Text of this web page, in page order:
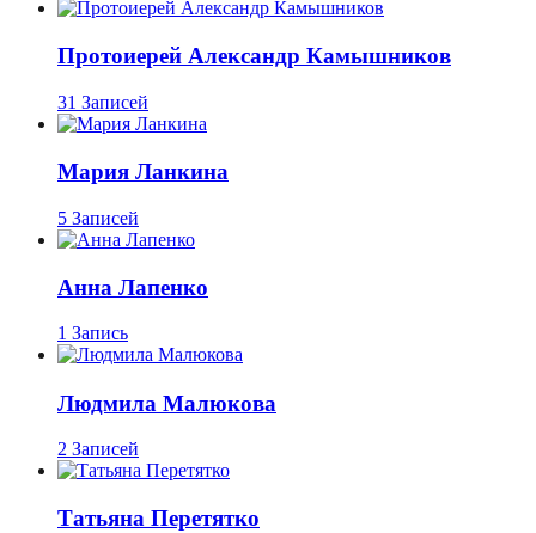
Протоиерей Александр Камышников
31 Записей
Мария Ланкина
5 Записей
Анна Лапенко
1 Запись
Людмила Малюкова
2 Записей
Татьяна Перетятко